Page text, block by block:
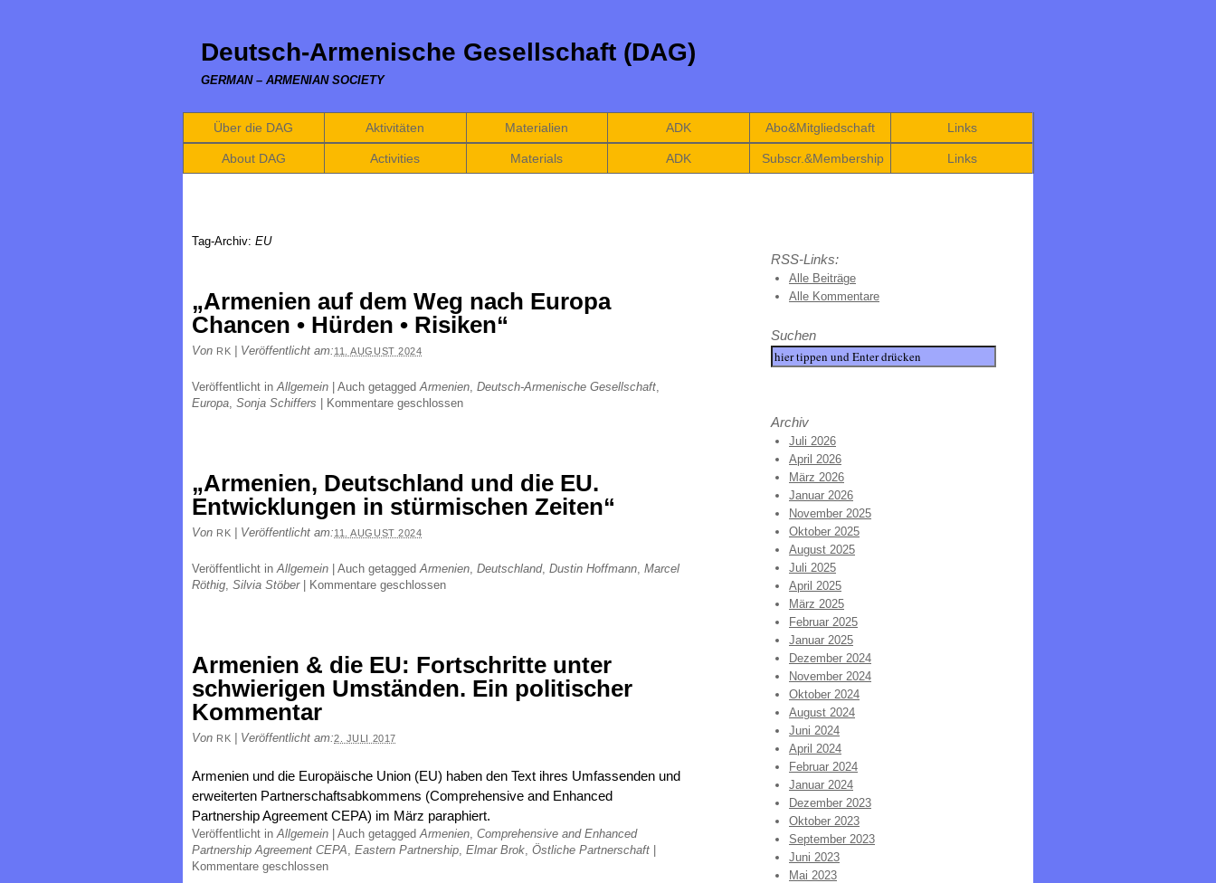
Deutsch-Armenische Gesellschaft (DAG)
GERMAN – ARMENIAN SOCIETY
Über die DAG Aktivitäten Materialien ADK Abo&Mitgliedschaft Links
About DAG Activities Materials ADK Subscr.&Membership Links
Tag-Archiv: EU
„Armenien auf dem Weg nach Europa
Chancen • Hürden • Risiken“
Von RK Veröffentlicht am:11. AUGUST 2024
Veröffentlicht inAllgemein Auch getaggedArmenien, Deutsch-Armenische Gesellschaft,
Europa, Sonja Schiffers Kommentare geschlossen
„Armenien, Deutschland und die EU.
Entwicklungen in stürmischen Zeiten“
Von RK Veröffentlicht am:11. AUGUST 2024
Veröffentlicht inAllgemein Auch getaggedArmenien, Deutschland, Dustin Hoffmann, Marcel
Röthig, Silvia Stöber Kommentare geschlossen
Armenien & die EU: Fortschritte unter
schwierigen Umständen. Ein politischer
Kommentar
Von RK Veröffentlicht am:2. JULI 2017
Armenien und die Europäische Union (EU) haben den Text ihres Umfassenden und
erweiterten Partnerschaftsabkommens (Comprehensive and Enhanced
Partnership Agreement CEPA) im März paraphiert.
Veröffentlicht inAllgemein Auch getaggedArmenien, Comprehensive and Enhanced
Partnership Agreement CEPA, Eastern Partnership, Elmar Brok, Östliche Partnerschaft
Kommentare geschlossen
RSS-Links:
Alle Beiträge
Alle Kommentare
Suchen
Archiv
Juli 2026
April 2026
März 2026
Januar 2026
November 2025
Oktober 2025
August 2025
Juli 2025
April 2025
März 2025
Februar 2025
Januar 2025
Dezember 2024
November 2024
Oktober 2024
August 2024
Juni 2024
April 2024
Februar 2024
Januar 2024
Dezember 2023
Oktober 2023
September 2023
Juni 2023
Mai 2023